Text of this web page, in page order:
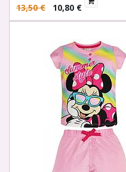
13,50€ 10,80 €